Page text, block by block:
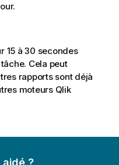
15 à 30 secondes
Cela peut
rapports sont déjà
moteurs Qlik
?